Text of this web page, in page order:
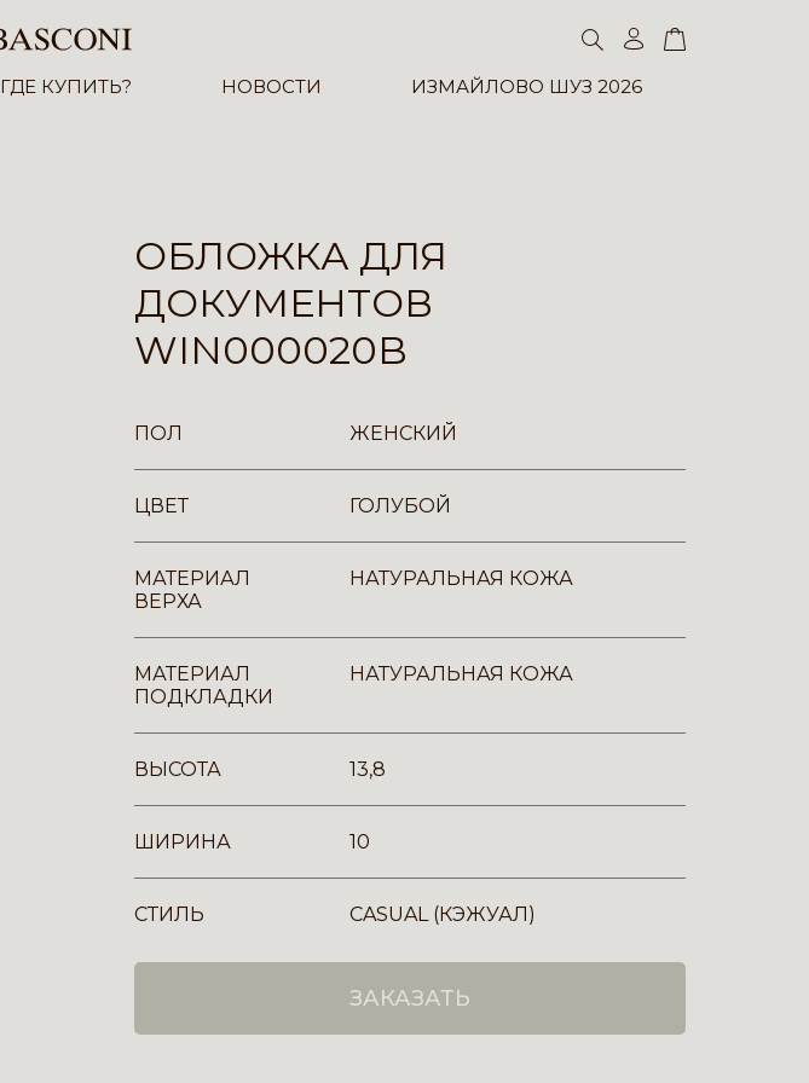
ГДЕ КУПИТЬ? НОВОСТИ ИЗМАЙЛОВО ШУЗ 2026
ОБЛОЖКА ДЛЯ
ДОКУМЕНТОВ
WIN000020B
ПОЛ ЖЕНСКИЙ
ЦВЕТ ГОЛУБОЙ
МАТЕРИАЛ
ВЕРХА
НАТУРАЛЬНАЯ КОЖА
МАТЕРИАЛ
ПОДКЛАДКИ
НАТУРАЛЬНАЯ КОЖА
ВЫСОТА 13,8
ШИРИНА 10
СТИЛЬ CASUAL (КЭЖУАЛ)
ЗАКАЗАТЬ